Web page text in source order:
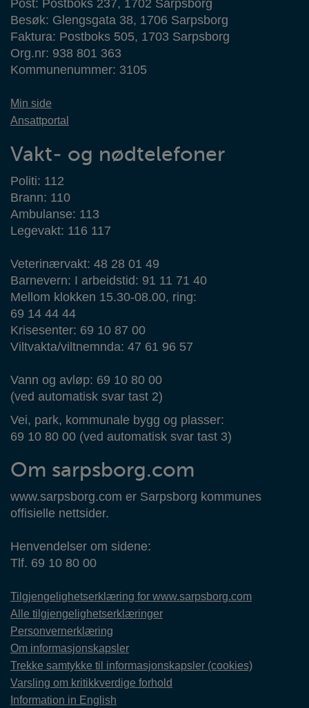
Post: Postboks 237, 1702 Sarpsborg
Besøk: Glengsgata 38, 1706 Sarpsborg
Faktura: Postboks 505, 1703 Sarpsborg
Org.nr: 938 801 363
Kommunenummer: 3105
Min side
Ansattportal
Vakt- og nødtelefoner
Politi: 112
Brann: 110
Ambulanse: 113
Legevakt: 116 117
Veterinærvakt: 48 28 01 49
Barnevern: I arbeidstid: 91 11 71 40
Mellom klokken 15.30-08.00, ring:
69 14 44 44
Krisesenter: 69 10 87 00
Viltvakta/viltnemnda: 47 61 96 57
Vann og avløp: 69 10 80 00
(ved automatisk svar tast 2)
Vei, park, kommunale bygg og plasser:
69 10 80 00 (ved automatisk svar tast 3)
Om sarpsborg.com
www.sarpsborg.com er Sarpsborg kommunes
offisielle nettsider.
Henvendelser om sidene:
Tlf. 69 10 80 00
Tilgjengelighetserklæring for www.sarpsborg.com
Alle tilgjengelighetserklæringer
Personvernerklæring
Om informasjonskapsler
Trekke samtykke til informasjonskapsler (cookies)
Varsling om kritikkverdige forhold
Information in English